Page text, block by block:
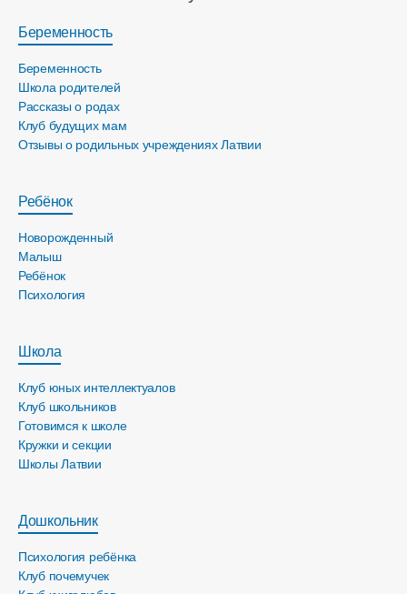
Беременность
Беременность
Школа родителей
Рассказы о родах
Клуб будущих мам
Отзывы о родильных учреждениях Латвии
Ребёнок
Новорожденный
Малыш
Ребёнок
Психология
Школа
Клуб юных интеллектуалов
Клуб школьников
Готовимся к школе
Кружки и секции
Школы Латвии
Дошкольник
Психология ребёнка
Клуб почемучек